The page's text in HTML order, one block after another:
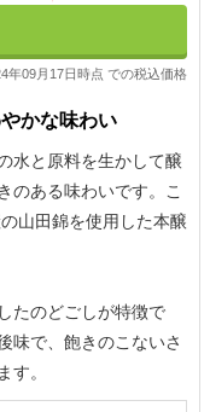
年09月17日時点 での税込価格
かな味わい
水と原料を生かして醸
のある味わいです。こ
山田錦を使用した本醸
たのどごしが特徴で
味で、飽きのこないさ
す。